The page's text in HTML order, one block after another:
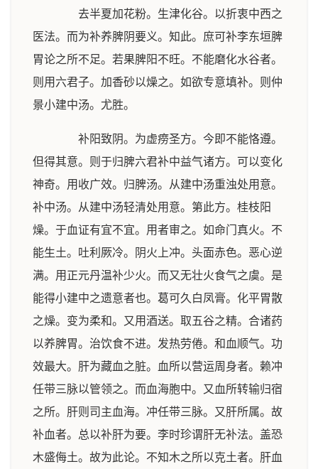
去半夏加花粉。生津化谷。以折衷中西之
医法。而为补养脾阴要义。知此。庶可补李东垣脾
胃论之所不足。若果脾阳不旺。不能磨化水谷者。
则用六君子。加香砂以燥之。如欲专意填补。则仲
景小建中汤。尤胜。
补阳致阴。为虚痨圣方。今即不能恪遵。
但得其意。则于归脾六君补中益气诸方。可以变化
神奇。用收广效。归脾汤。从建中汤重浊处用意。
补中汤。从建中汤轻清处用意。第此方。桂枝阳
燥。于血证有宜不宜。用者审之。如命门真火。不
能生土。吐利厥冷。阴火上冲。头面赤色。恶心逆
满。用正元丹温补少火。而又无壮火食气之虞。是
能得小建中之遗意者也。葛可久白凤膏。化平胃散
之燥。变为柔和。又用酒送。取五谷之精。合诸药
以养脾胃。治饮食不进。发热劳倦。和血顺气。功
效最大。肝为藏血之脏。血所以营运周身者。赖冲
任带三脉以管领之。而血海胞中。又血所转输归宿
之所。肝则司主血海。冲任带三脉。又肝所属。故
补血者。总以补肝为要。李时珍谓肝无补法。盖恐
木盛侮土。故为此论。不知木之所以克土者。肝血